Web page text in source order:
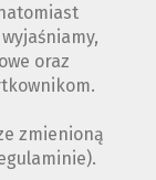
oraz
zmienioną